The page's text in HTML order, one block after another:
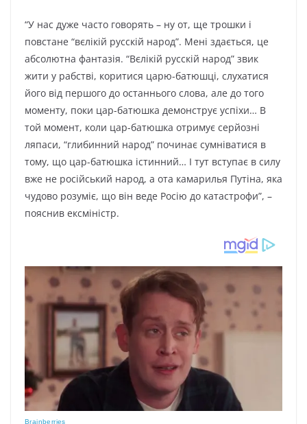
“У нас дуже часто говорять – ну от, ще трошки і
повстане “вєлікій русскій народ”. Мені здається, це
абсолютна фантазія. “Вєлікій русскій народ” звик
жити у рабстві, коритися царю-батюшці, слухатися
його від першого до останнього слова, але до того
моменту, поки цар-батюшка демонструє успіхи… В
той момент, коли цар-батюшка отримує серйозні
ляпаси, “глибинний народ” починає сумніватися в
тому, що цар-батюшка істинний… І тут вступає в силу
вже не російський народ, а ота камарилья Путіна, яка
чудово розуміє, що він веде Росію до катастрофи”, –
пояснив ексміністр.